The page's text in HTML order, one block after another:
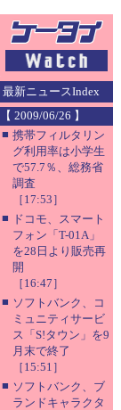
最新ニュースIndex
【 2009/06/26 】
■ 携帯フィルタリン
グ利用率は小学生
で57.7％、総務省
調査
［17:53］
■ ドコモ、スマート
フォン「T-01A」
を28日より販売再
開
［16:47］
■ ソフトバンク、コ
ミュニティサービ
ス「S!タウン」を9
月末で終了
［15:51］
■ ソフトバンク、ブ
ランドキャラクタ